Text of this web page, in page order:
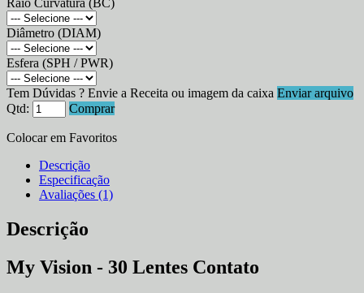
Diâmetro (DIAM)
Esfera (SPH / PWR)
Tem Dúvidas ? Envie a Receita ou imagem da caixa Enviar arquivo
Qtd:
Comprar
Colocar em Favoritos
Descrição
Especificação
Avaliações (1)
Descrição
My Vision - 30 Lentes Contato